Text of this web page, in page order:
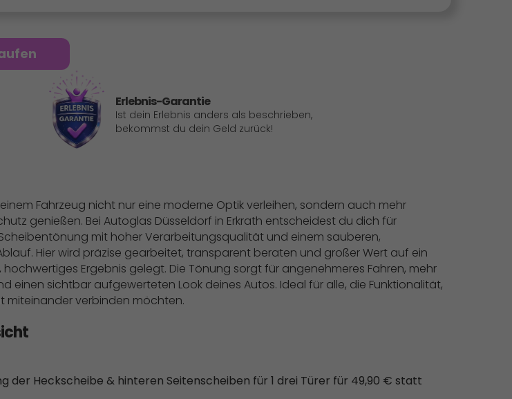
Erlebnis-Garantie
Ist dein Erlebnis anders als beschrieben,
bekommst du dein Geld zurück!
Fahrzeug nicht nur eine moderne Optik verleihen, sondern auch mehr
genießen. Bei Autoglas Düsseldorf in Erkrath entscheidest du dich für
mit hoher Verarbeitungsqualität und einem sauberen,
Hier wird präzise gearbeitet, transparent beraten und großer Wert auf ein
Ergebnis gelegt. Die Tönung sorgt für angenehmeres Fahren, mehr
einen sichtbar aufgewerteten Look deines Autos. Ideal für alle, die Funktionalität,
miteinander verbinden möchten.
der Heckscheibe & hinteren Seitenscheiben für 1 drei Türer für 49,90 € statt